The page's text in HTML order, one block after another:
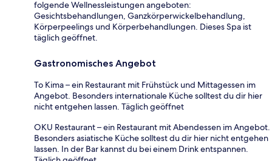
folgende Wellnessleistungen angeboten:
Gesichtsbehandlungen, Ganzkörperwickelbehandlung,
Körperpeelings und Körperbehandlungen. Dieses Spa ist
täglich geöffnet.
Gastronomisches Angebot
To Kima – ein Restaurant mit Frühstück und Mittagessen im
Angebot. Besonders internationale Küche solltest du dir hier
nicht entgehen lassen. Täglich geöffnet
OKU Restaurant – ein Restaurant mit Abendessen im Angebot.
Besonders asiatische Küche solltest du dir hier nicht entgehen
lassen. In der Bar kannst du bei einem Drink entspannen.